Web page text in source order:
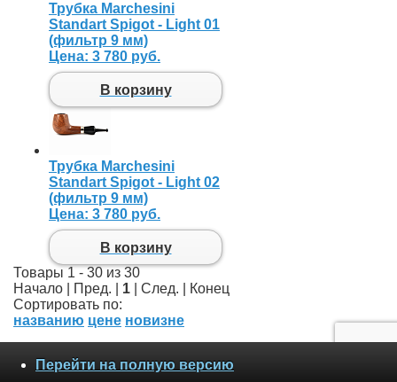
Трубка Marchesini
Standart Spigot - Light 01
(фильтр 9 мм)
Цена: 3 780 руб.
В корзину
Трубка Marchesini
Standart Spigot - Light 02
(фильтр 9 мм)
Цена: 3 780 руб.
В корзину
Товары 1 - 30 из 30
Начало | Пред. | 1 | След. | Конец
Сортировать по:
названию цене новизне
Перейти на полную версию